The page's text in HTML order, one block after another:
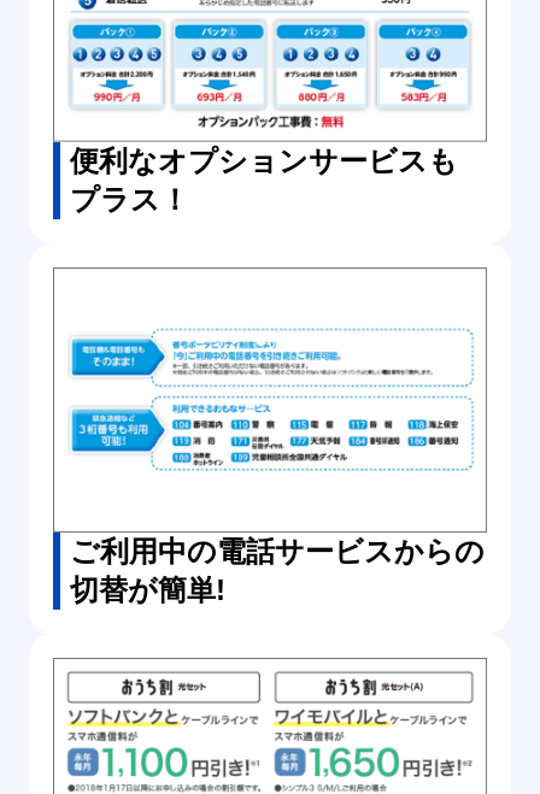
便利なオプションサービスも
プラス！
ご利用中の電話サービスからの
切替が簡単!